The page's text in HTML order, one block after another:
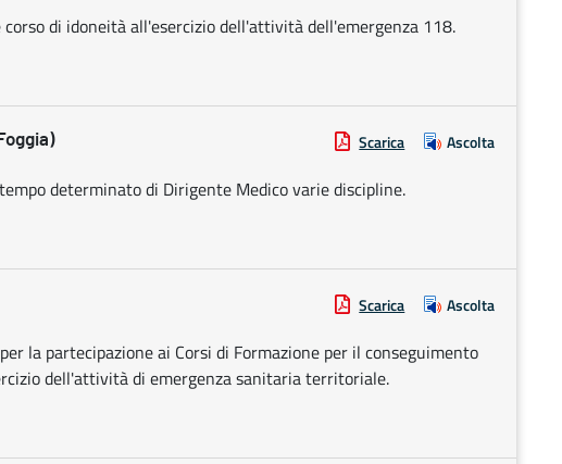
di idoneità all'esercizio dell'attività dell'emergenza 118.
Scarica Ascolta
determinato di Dirigente Medico varie discipline.
Scarica Ascolta
la partecipazione ai Corsi di Formazione per il conseguimento
dell'attività di emergenza sanitaria territoriale.